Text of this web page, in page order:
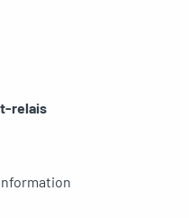
relais